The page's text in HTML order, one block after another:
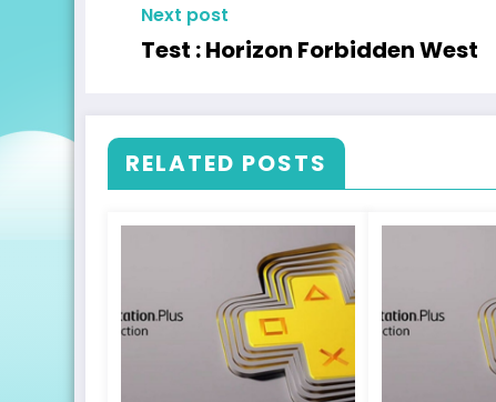
Next post
Test : Horizon Forbidden West
RELATED POSTS